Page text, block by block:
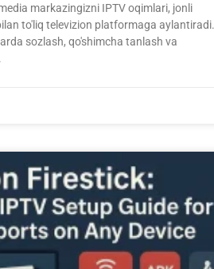
markazingizni IPTV oqimlari, jonli
to'liq televizion platformaga aylantiradi.
sozlash, qo'shimcha tanlash va